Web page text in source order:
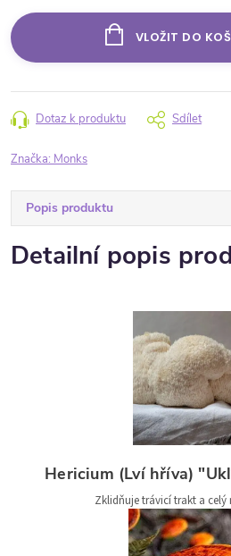
VLOŽIT DO
Dotaz k produktu Sdílet
Značka: Monks
Popis produktu
Detailní popis
Hericium (Lví hříva)
Zklidňuje trávicí trakt a celý